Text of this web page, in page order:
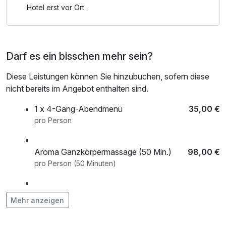
*Mit der Nationalpark-Card erhalten Sie Vergünstigungen
ermöglicht Ihnen die freie Fahrt mit Bus & Bahn auf einem
Hotel erst vor Ort.
Darf es ein bisschen mehr sein?
Diese Leistungen können Sie hinzubuchen, sofern diese
nicht bereits im Angebot enthalten sind.
1 x 4-Gang-Abendmenü
35,00 €
pro Person
Aroma Ganzkörpermassage (50 Min.) 98,00 €
pro Person (50 Minuten)
Asiatische Kraftquelle
Mehr anzeigen